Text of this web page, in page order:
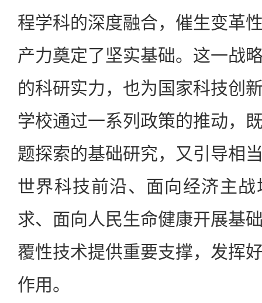
程学科的深度融合，催生变革
产力奠定了坚实基础。这一战
的科研实力，也为国家科技创
学校通过一系列政策的推动，
题探索的基础研究，又引导相
世界科技前沿、面向经济主
求、面向人民生命健康开展基
覆性技术提供重要支撑，发挥
作用。